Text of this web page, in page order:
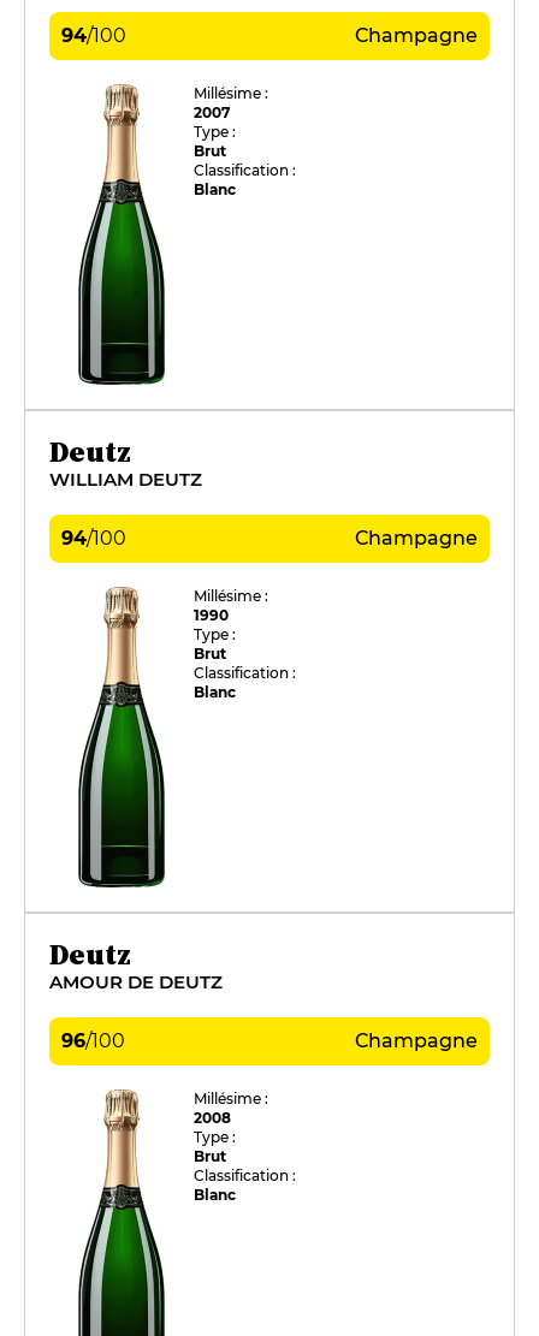
94/100 Champagne
Millésime :
2007
Type :
Brut
Classification :
Blanc
Deutz
WILLIAM DEUTZ
94/100 Champagne
Millésime :
1990
Type :
Brut
Classification :
Blanc
Deutz
AMOUR DE DEUTZ
96/100 Champagne
Millésime :
2008
Type :
Brut
Classification :
Blanc